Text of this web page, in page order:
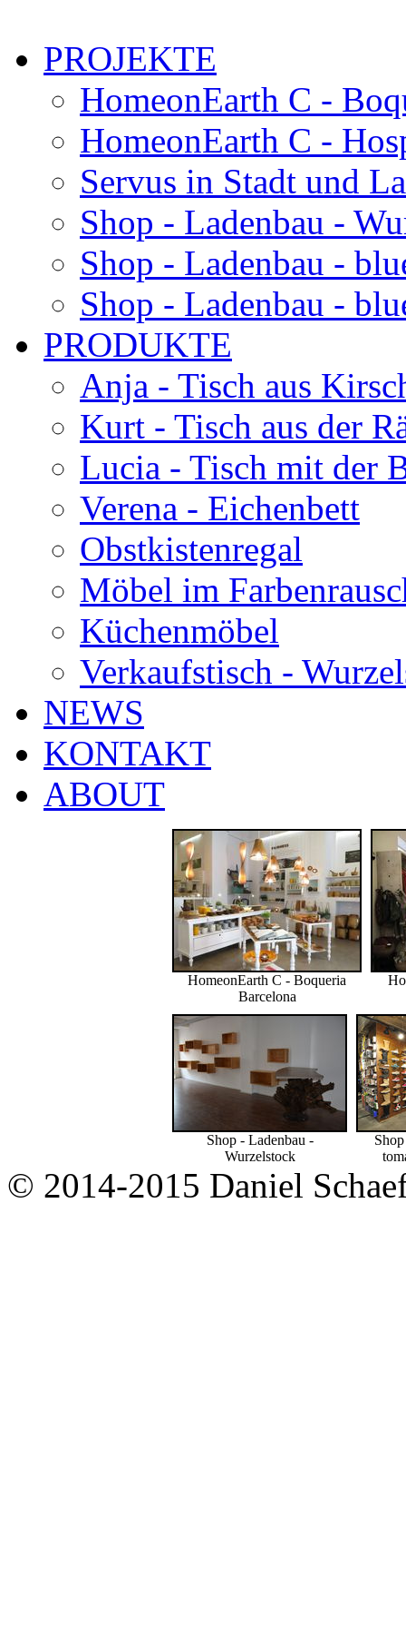
PROJEKTE
HomeonEarth C -
HomeonEarth C -
Servus in Stadt und
Shop - Ladenbau -
Shop - Ladenbau -
Shop - Ladenbau -
PRODUKTE
Anja - Tisch aus
Kurt - Tisch aus der
Lucia - Tisch mit der
Verena - Eichenbett
Obstkistenregal
Möbel im
Küchenmöbel
Verkaufstisch -
NEWS
KONTAKT
ABOUT
HomeonEarth C - Boqueria
Barcelona
Shop - Ladenbau -
Wurzelstock
© 2014-2015 Daniel